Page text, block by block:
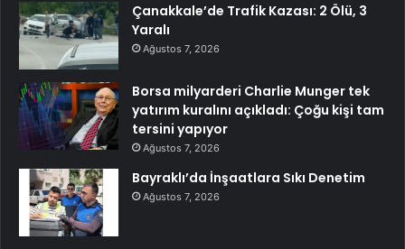
Çanakkale’de Trafik Kazası: 2 Ölü, 3
Yaralı
Ağustos 7, 2026
Borsa milyarderi Charlie Munger tek
yatırım kuralını açıkladı: Çoğu kişi tam
tersini yapıyor
Ağustos 7, 2026
Bayraklı’da İnşaatlara Sıkı Denetim
Ağustos 7, 2026